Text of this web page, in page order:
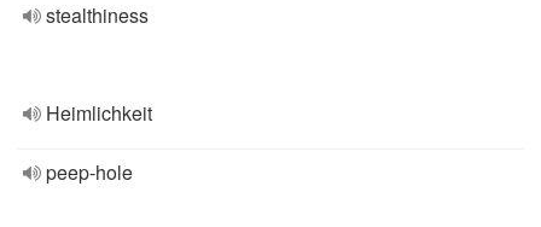
stealthiness
Heimlichkeit
peep-hole